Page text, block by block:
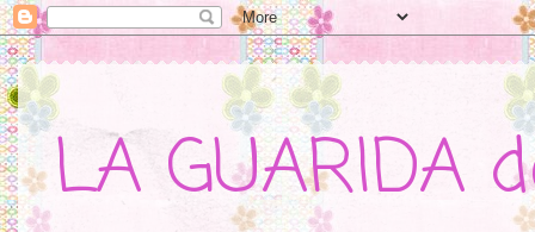
LA GUARIDA